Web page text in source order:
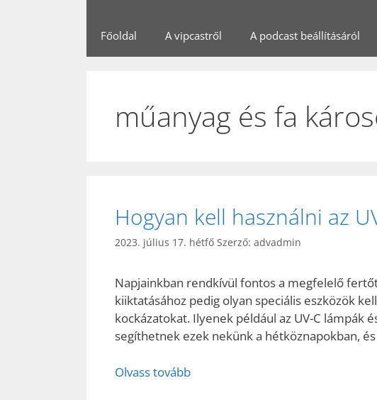
Főoldal A vipcastről A podcast beállításáról
műanyag és fa
Hogyan kell használni az
2023. július 17. hétfő Szerző: advadmin
Napjainkban rendkívül fontos a megfelelő
kiiktatásához pedig olyan speciális eszközök
kockázatokat. Ilyenek például az UV-C lámpák
segíthetnek ezek nekünk a hétköznapokban,
Olvass tovább